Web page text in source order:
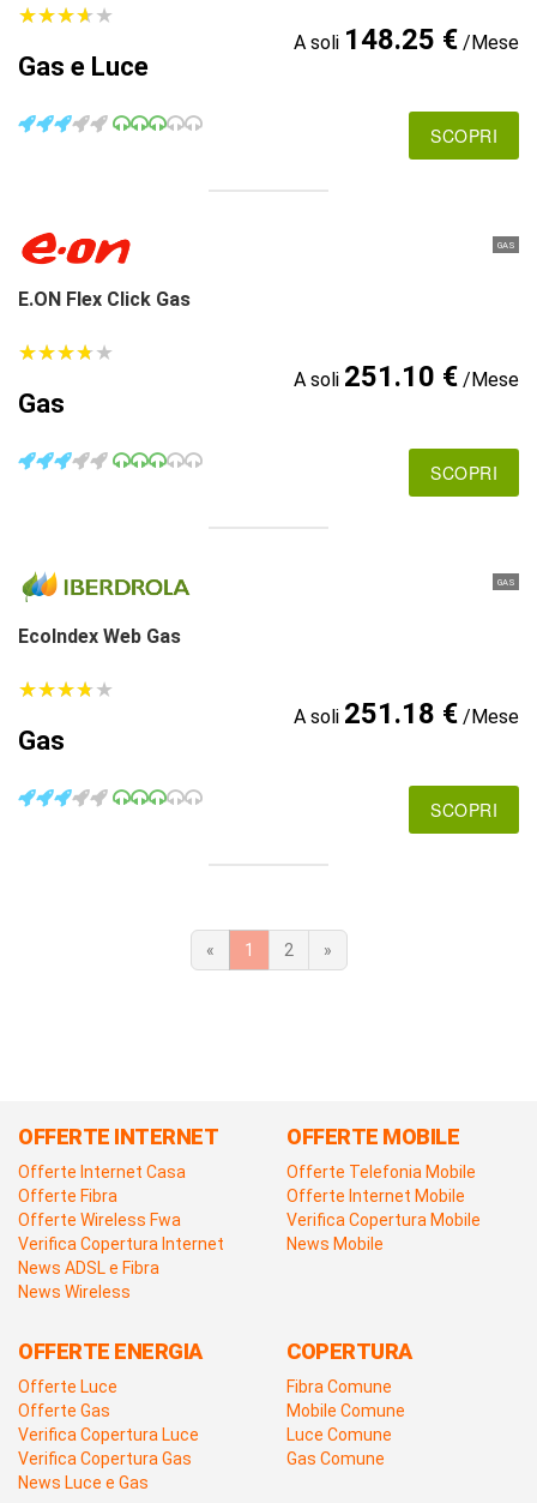
★★★★★
★★★★★
Gas e Luce
A soli 148.25 €/Mese
SCOPRI
GAS
E.ON Flex Click Gas
★★★★★
★★★★★
Gas
A soli 251.10 €/Mese
SCOPRI
GAS
EcoIndex Web Gas
★★★★★
★★★★★
Gas
A soli 251.18 €/Mese
SCOPRI
« 1 2 »
OFFERTE INTERNET
Offerte Internet Casa
Offerte Fibra
Offerte Wireless Fwa
Verifica Copertura Internet
News ADSL e Fibra
News Wireless
OFFERTE MOBILE
Offerte Telefonia Mobile
Offerte Internet Mobile
Verifica Copertura Mobile
News Mobile
OFFERTE ENERGIA
Offerte Luce
Offerte Gas
Verifica Copertura Luce
Verifica Copertura Gas
News Luce e Gas
COPERTURA
Fibra Comune
Mobile Comune
Luce Comune
Gas Comune